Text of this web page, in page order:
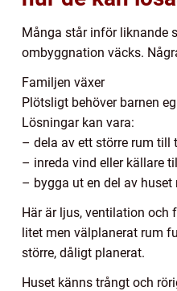
Många står inför liknande
ombyggnation väcks.
Familjen växer
Plötsligt behöver barnen
Lösningar kan vara:
– dela av ett större rum till
– inreda vind eller källare
– bygga ut en del av huset
Här är ljus, ventilation och
litet men välplanerat rum
större, dåligt planerat.
Huset känns trångt och